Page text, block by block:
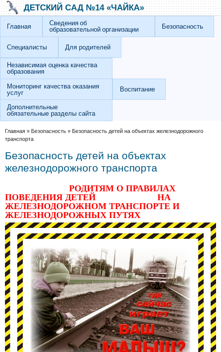
Перейти к основному содержанию
Skip to searchДЕТСКИЙ САД №14 «ЧАЙКА»
Главная
Сведения об
образовательной организации
Безопасность
Специалисты Для родителей
Независимая оценка качества
образования
Мониторинг качества оказания
услуг
Воспитание
Дополнительные
обязательные разделы сайта
Вы здесь
Главная » Безопасность » Безопасность детей на объектах железнодорожного
транспорта
Безопасность детей на объектах
железнодорожного транспорта
РОДИТЯМ О ПРАВИЛАХ
ПОВЕДЕНИЯ ДЕТЕЙ НА
ЖЕЛЕЗНОДОРОЖНОМ ТРАНСПОРТЕ И
ЖЕЛЕЗНОДОРОЖНЫХ ПУТЯХ